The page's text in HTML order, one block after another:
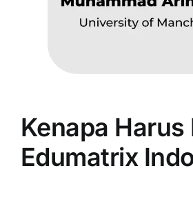
Kenapa Harus
Edumatrix